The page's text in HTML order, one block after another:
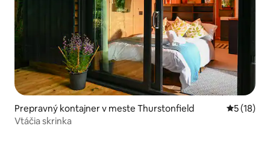
Prepravný kontajner v meste Thurstonfield
5 (18)
Vtáčia skrinka